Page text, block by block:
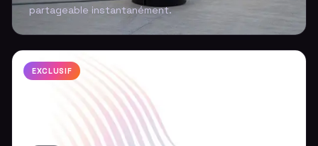
partageable instantanément.
EXCLUSIF